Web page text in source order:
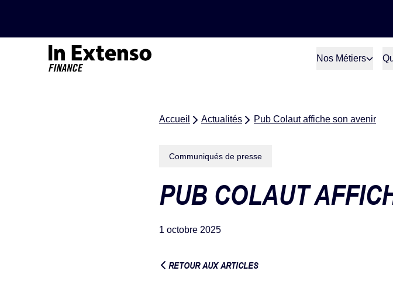
Nos Métiers
Accueil Actualités Pub Colaut affiche son avenir
Communiqués de presse
PUB COLAUT
1 octobre 2025
RETOUR AUX ARTICLES